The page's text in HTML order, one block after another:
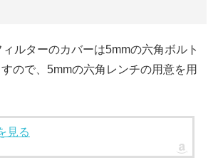
ルターのカバーは5mmの六角ボルト
ので、5mmの六角レンチの用意を用
見る